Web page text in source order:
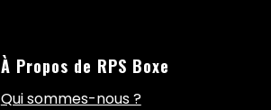
À Propos de RPS Boxe
Qui sommes-nous ?